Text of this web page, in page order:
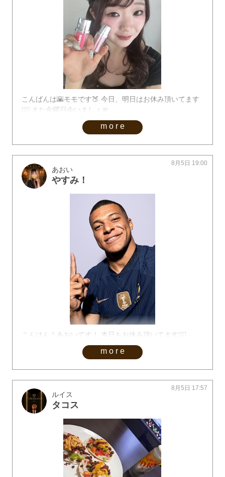
こんばんは🌇モモです🍑 今日、明日はお休み頂いてます
🙇‍♀️ また金曜日会いましょ🎀
more
あおい
やすみ！
8月5日 19:00
こんはん！あおいてす！ 本日もお休み頂いてます🙇‍♀️
more
ルイス
タコス
8月5日 17:57